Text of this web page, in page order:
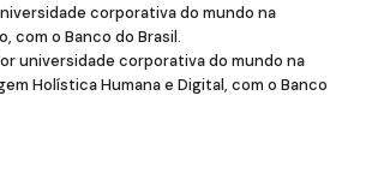
corporativa do mundo na
com o Banco do Brasil.
universidade corporativa do mundo na
Holística Humana e Digital, com o Banco